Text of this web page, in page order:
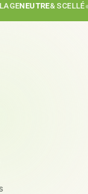
NEUTRE& SCELLÉ●